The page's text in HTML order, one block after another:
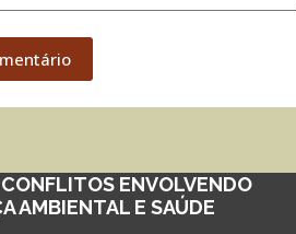
ENVOLVENDO
AMBIENTAL E SAÚDE